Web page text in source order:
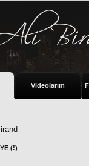
Videolarım
(!)